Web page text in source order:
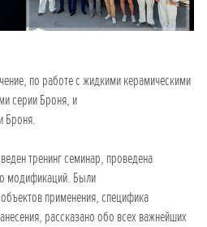
по работе с жидкими керамическими
серии Броня, и
Броня.
тренинг семинар, проведена
модификаций. Были
применения, специфика
рассказано обо всех важнейших